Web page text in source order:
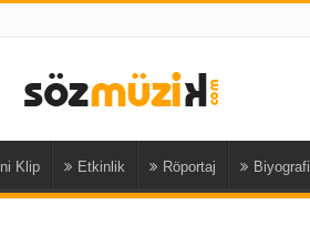
Klip Etkinlik Röportaj Biyografi